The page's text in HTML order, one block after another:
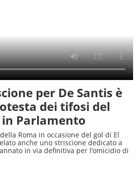
per De Santis è
dei tifosi del
Parlamento
Roma in occasione del gol di El
anche uno striscione dedicato a
in via definitiva per l’omicidio di